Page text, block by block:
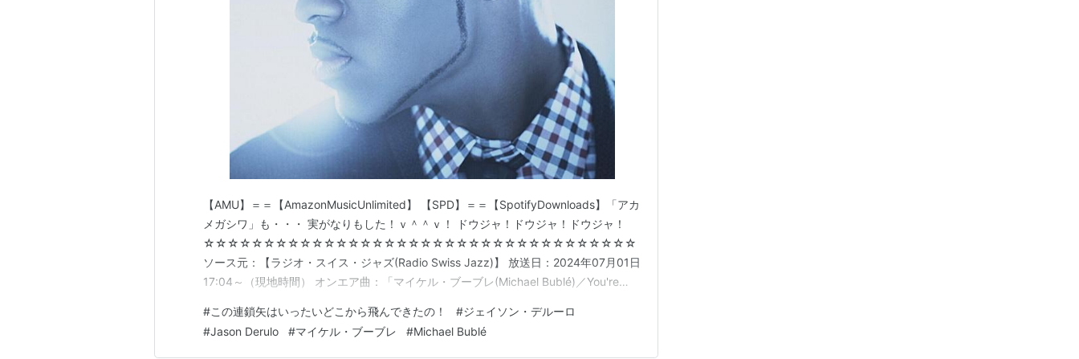
【AMU】＝＝【AmazonMusicUnlimited】 【SPD】＝＝【SpotifyDownloads】「アカ
メガシワ」も・・・ 実がなりもした！ｖ＾＾ｖ！ ドウジャ！ドウジャ！ドウジャ！
☆☆☆☆☆☆☆☆☆☆☆☆☆☆☆☆☆☆☆☆☆☆☆☆☆☆☆☆☆☆☆☆☆☆☆☆
ソース元：【ラジオ・スイス・ジャズ(Radio Swiss Jazz)】 放送日：2024年07月01日
17:04～（現地時間） オンエア曲：「マイケル・ブーブレ(Michael Bublé)／You're
Bublé)…
#この連鎖矢はいったいどこから飛んできたの！ #ジェイソン・デルーロ
#Jason Derulo #マイケル・ブーブレ #Michael Bublé